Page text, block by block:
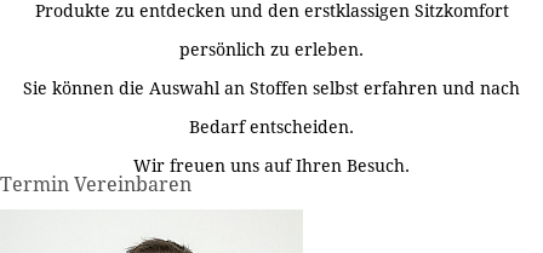
Produkte zu entdecken und den erstklassigen Sitzkomfort
persönlich zu erleben.
Sie können die Auswahl an Stoffen selbst erfahren und nach
Bedarf entscheiden.
Wir freuen uns auf Ihren Besuch.
Termin Vereinbaren